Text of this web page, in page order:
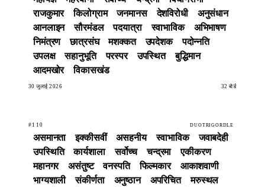
राजकुमार
किलोग्राम जनमानस देशविरोधी
अनुसंधान
आनलाइन
सौरमंडल पदयात्रा स्वाभाविक
अभिभाषण
निमंत्रण
छात्रसंघ मशक्कत उपदेशक
पदोन्नति
उपलक्ष
सहानुभूति परस्पर उपस्थित
बुद्धिमान
आदमखोर
विकासखंड
30 जुलाई 2026 32 बोर्ड
#110 DUOTRIGORDLE
असमानता इक्कीसवीं असहनीय स्वाभाविक
जवाबदेही
उपस्थिति
कार्यशाला सर्वोच्च चन्द्रमा
एकीकरण
महानगर
असंतुष्ट वनस्पति फिल्मकार
आकाशवाणी
भाग्यशाली
संकीर्णता अनुष्ठान अपरिचित
मरुस्थल